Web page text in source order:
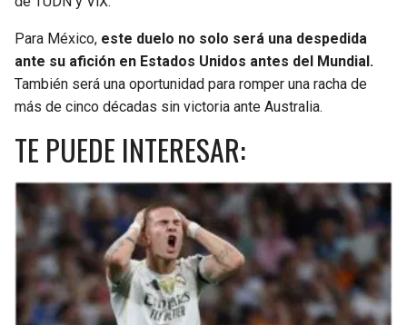
Para México, este duelo no solo será una despedida
ante su afición en Estados Unidos antes del Mundial.
También será una oportunidad para romper una racha de
más de cinco décadas sin victoria ante Australia.
TE PUEDE INTERESAR: